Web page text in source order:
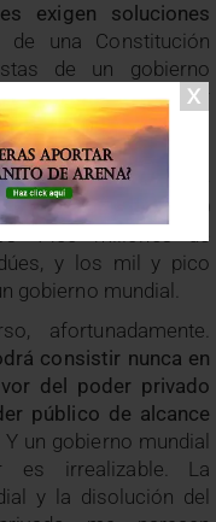
exigen soluciones
una Constitución
de un gobierno
irrealizables. Por
de un solo gobierno
algo impopular, es
que nadie
años que los 330
1400 millones de
y los mil y pico
gobierno mundial.
afortunadamente.
consistir nunca en
del poder privado
público de alcance
Y un gobierno mundial
es irrealizable. La
y la disolución del